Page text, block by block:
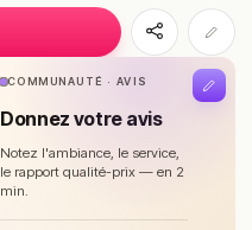
COMMUNAUTÉ · AVIS
Donnez votre avis
Notez l'ambiance, le service,
le rapport qualité-prix — en 2
min.